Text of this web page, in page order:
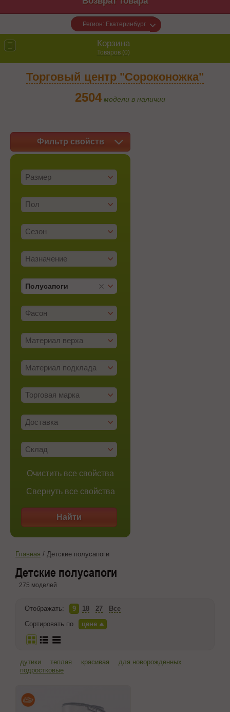
Регион: Екатеринбург
Корзина
Товаров (0)
Торговый центр "Сороконожка"
2504 модели в наличии
Фильтр свойств
Размер
Пол
Сезон
Назначение
Полусапоги
Фасон
Материал верха
Материал подклада
Торговая марка
Доставка
Склад
Очистить все свойства
Свернуть все свойства
Найти
Главная / Детские полусапоги
Детские полусапоги
275 моделей
Отображать: 9 18 27
Все
Сортировать по
цене
дутики теплая красивая
для новорожденных
подростковые